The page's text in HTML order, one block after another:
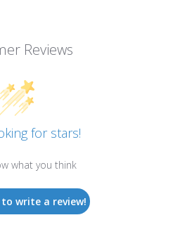
Reviews
for stars!
what you think
write a review!